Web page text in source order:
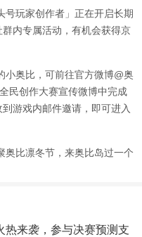
玩家创作者」正在开启长期
内专属活动，有机会获得京
奥比，可前往官方微博@奥
民创作大赛宣传微博中完成
游戏内邮件邀请，即可进入
比凛冬节，来奥比岛过一个
热来袭，参与决赛预测支